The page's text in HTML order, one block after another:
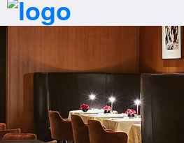
首页拨号产品